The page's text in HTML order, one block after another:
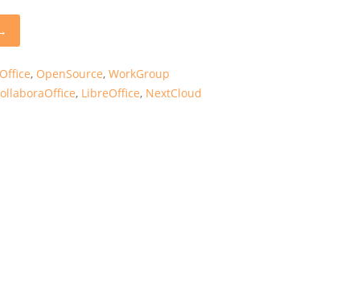
Office, OpenSource,WorkGroup
, LibreOffice, NextCloud